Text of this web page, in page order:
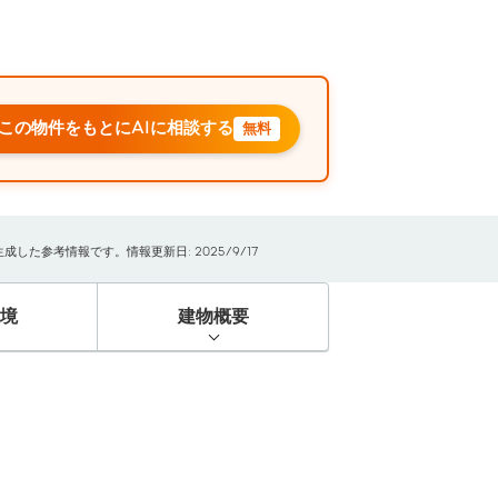
の物件をもとにAIに相談する 無料
成した参考情報です。情報更新日: 2025/9/17
建物概要